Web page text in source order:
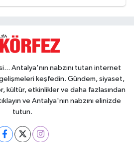
Antalya'nın nabzını tutan internet
keşfedin. Gündem, siyaset,
kültür, etkinlikler ve daha fazlasından
ve Antalya'nın nabzını elinizde
tutun.